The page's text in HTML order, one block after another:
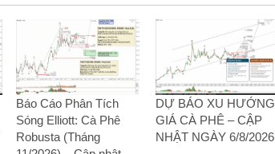
Báo Cáo Phân Tích
Sóng Elliott: Cà Phê
Robusta (Tháng
DỰ BÁO XU HƯỚNG
GIÁ CÀ PHÊ – CẬP
NHẬT NGÀY 6/8/2026